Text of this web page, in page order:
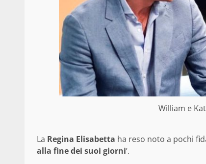
William e
La Regina Elisabetta ha reso noto a pochi
alla fine dei suoi giorni’.